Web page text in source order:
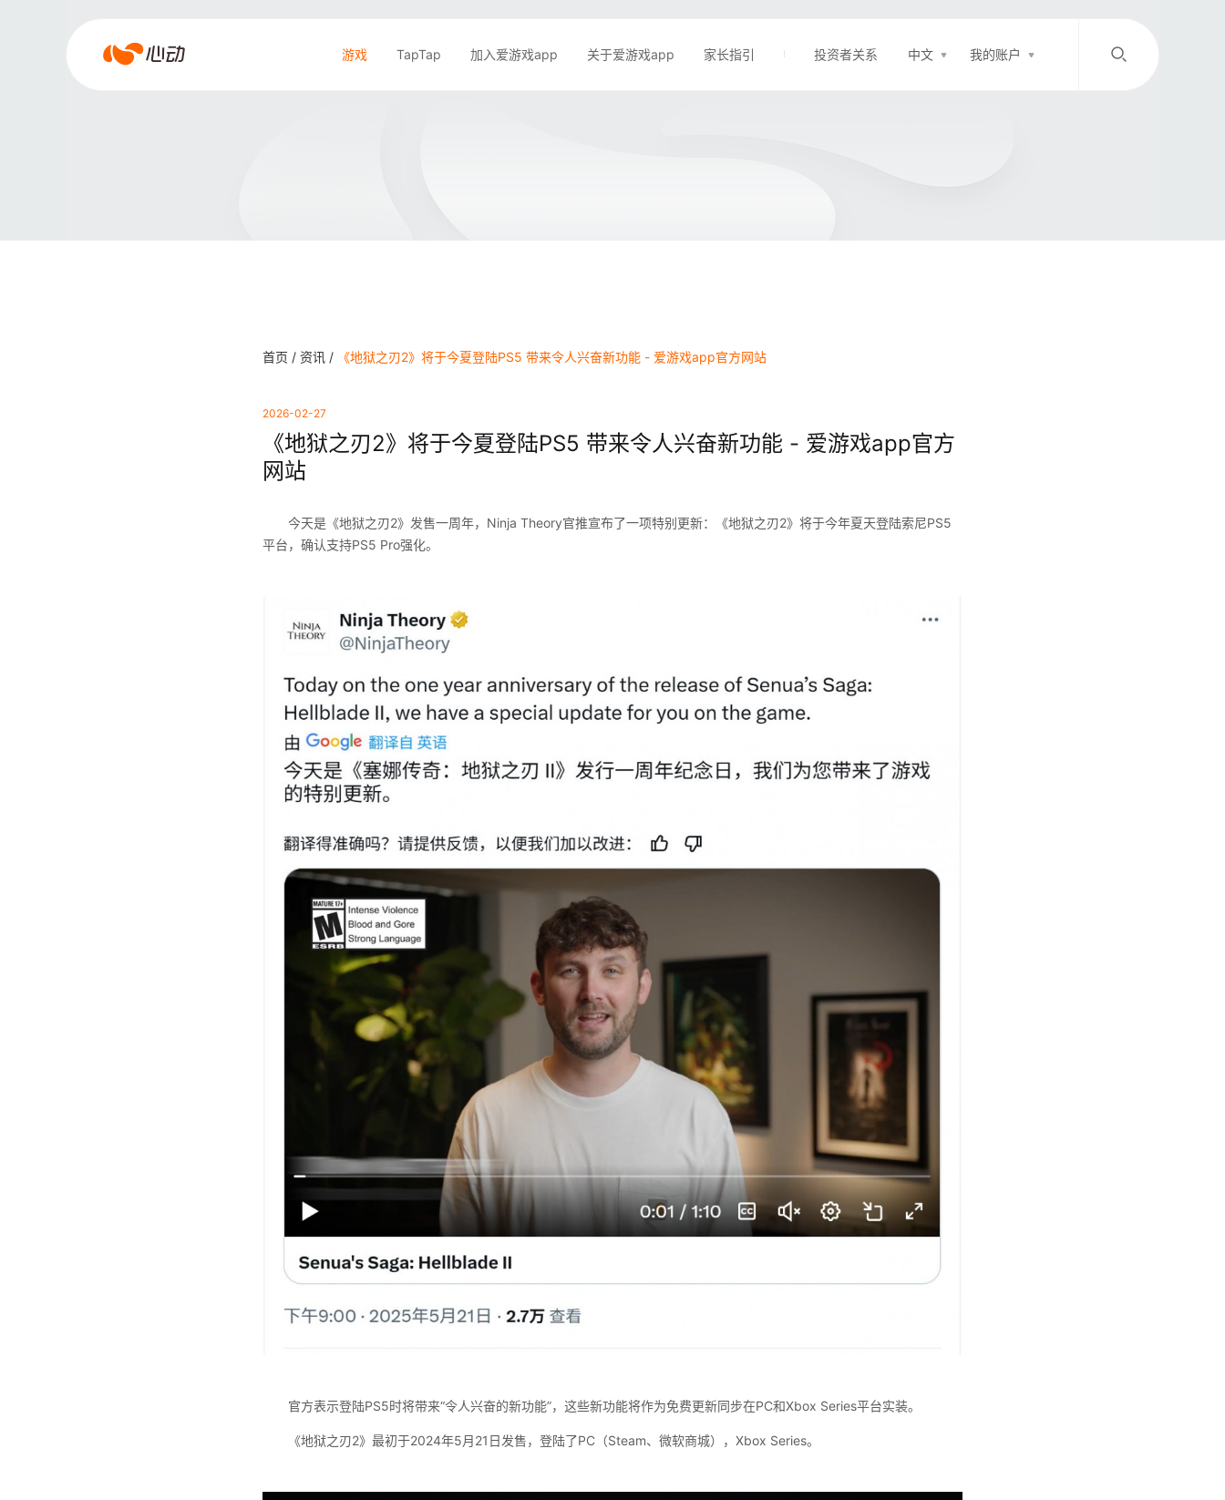
爱
游戏 TapTap 加入爱游戏app 关于爱游戏app 家长指引 投资者关系 中文 我的账户
/
首页 / 资讯 / 《地狱之刃2》将于今夏登陆PS5 带来令人兴奋新功能 - 爱游戏app官方网站
2026-02-27
《地狱之刃2》将于今夏登陆PS5 带来令人兴奋新功能 - 爱游戏app官方
网站
今天是《地狱之刃2》发售一周年，Ninja Theory官推宣布了一项特别更新：《地狱之刃2》将于今年夏天登陆索尼PS5
平台，确认支持PS5 Pro强化。
官方表示登陆PS5时将带来“令人兴奋的新功能”，这些新功能将作为免费更新同步在PC和Xbox Series平台实装。
《地狱之刃2》最初于2024年5月21日发售，登陆了PC（Steam、微软商城），Xbox Series。